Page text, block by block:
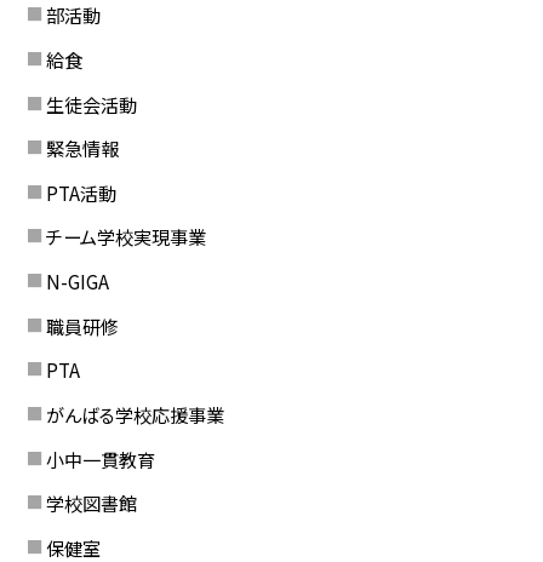
部活動
給食
生徒会活動
緊急情報
PTA活動
チーム学校実現事業
N-GIGA
職員研修
PTA
がんばる学校応援事業
小中一貫教育
学校図書館
保健室